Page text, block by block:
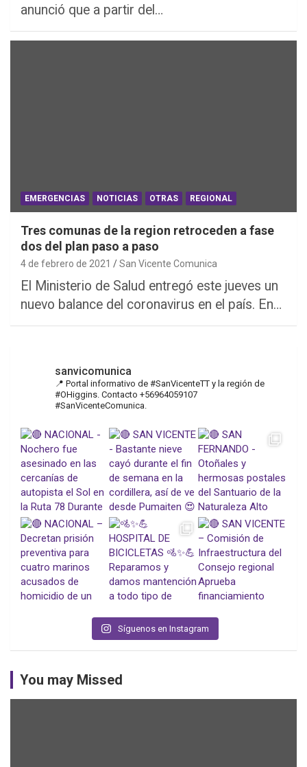
anunció que a partir del…
EMERGENCIAS NOTICIAS OTRAS REGIONAL
Tres comunas de la region retroceden a fase
dos del plan paso a paso
4 de febrero de 2021 San Vicente Comunica
El Ministerio de Salud entregó este jueves un
nuevo balance del coronavirus en el país. En…
sanvicomunica
📍 Portal informativo de #SanVicenteTT y la región de
#OHiggins. Contacto +56964059107
#SanVicenteComunica.
Síguenos en Instagram
You may Missed